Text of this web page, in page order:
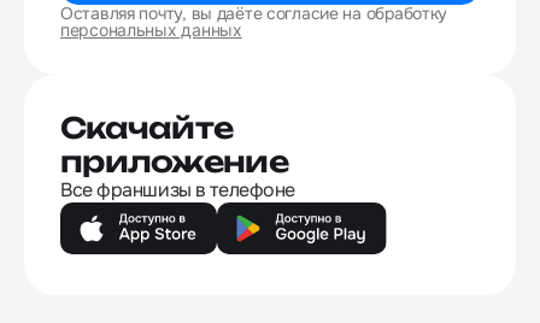
Оставляя почту, вы даёте согласие на обработку
персональных данных
Скачайте
приложение
Все франшизы в телефоне